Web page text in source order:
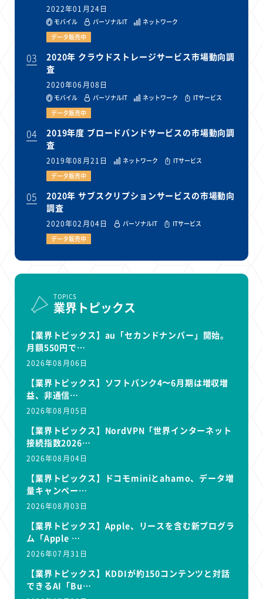
2022年01月24日
モバイル パーソナルIT
ネットワーク
データ販売中
03
2020年 クラウドストレージサービス市場動向調
査
2020年06月08日
モバイル パーソナルIT ネットワーク
ITサービス
データ販売中
04
2019年度 ブロードバンドサービスの市場動向調
査
2019年08月21日 ネットワーク
ITサービス
データ販売中
05
2020年 サブスクリプションサービスの市場動向
調査
2020年02月04日 パーソナルIT
ITサービス
データ販売中
TOPICS
業界トピックス
【業界トピックス】au「セカンドナンバー」開始。
月額550円で…
2026年08月06日
【業界トピックス】ソフトバンク4〜6月期は増収増
益、非通信…
2026年08月05日
【業界トピックス】NordVPN「世界インターネット
接続指数2026…
2026年08月04日
【業界トピックス】ドコモminiとahamo、データ増
量キャンペー…
2026年08月03日
【業界トピックス】Apple、リースを含む新プログラ
ム「Apple …
2026年07月31日
【業界トピックス】KDDIが約150コンテンツと対話
できるAI「Bu…